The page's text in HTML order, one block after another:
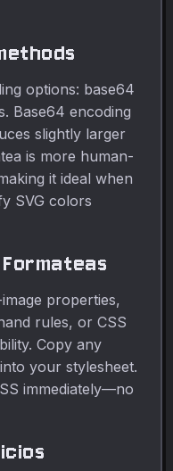
options: base64
Base64 encoding
slightly larger
is more human-
it ideal when
SVG colors
properties,
rules, or CSS
Copy any
your stylesheet.
immediately—no